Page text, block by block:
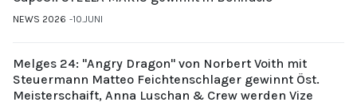
NEWS 2026 10.JUNI
Melges 24: "Angry Dragon" von Norbert Voith mit
Steuermann Matteo Feichtenschlager gewinnt Öst.
Meisterschaift, Anna Luschan & Crew werden Vize